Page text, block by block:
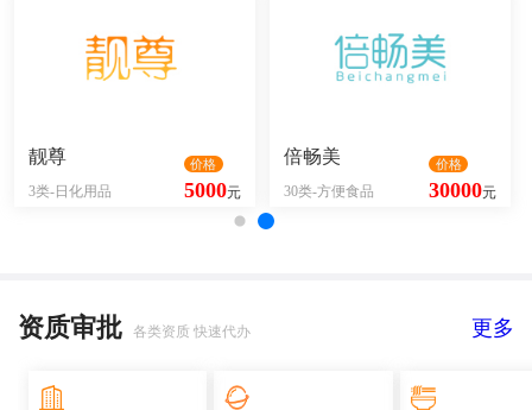
靓尊
3类-日化用品 5000元
价格 倍畅美
30类-方便食品 30000元
价格
资质审批 各类资质 快速代办 更多